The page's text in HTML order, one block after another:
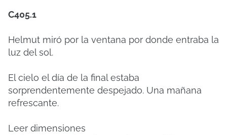
C405.1
Helmut miró por la ventana por donde entraba la
luz del sol.
El cielo el día de la final estaba
sorprendentemente despejado. Una mañana
refrescante.
Leer dimensiones